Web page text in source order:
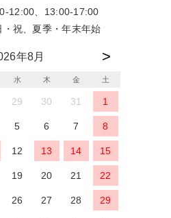
12:00、13:00-17:00
祝、夏季・年末年始
年8月
水 木 金 土
29 30 31 1
5 6 7 8
12 13 14 15
19 20 21 22
26 27 28 29